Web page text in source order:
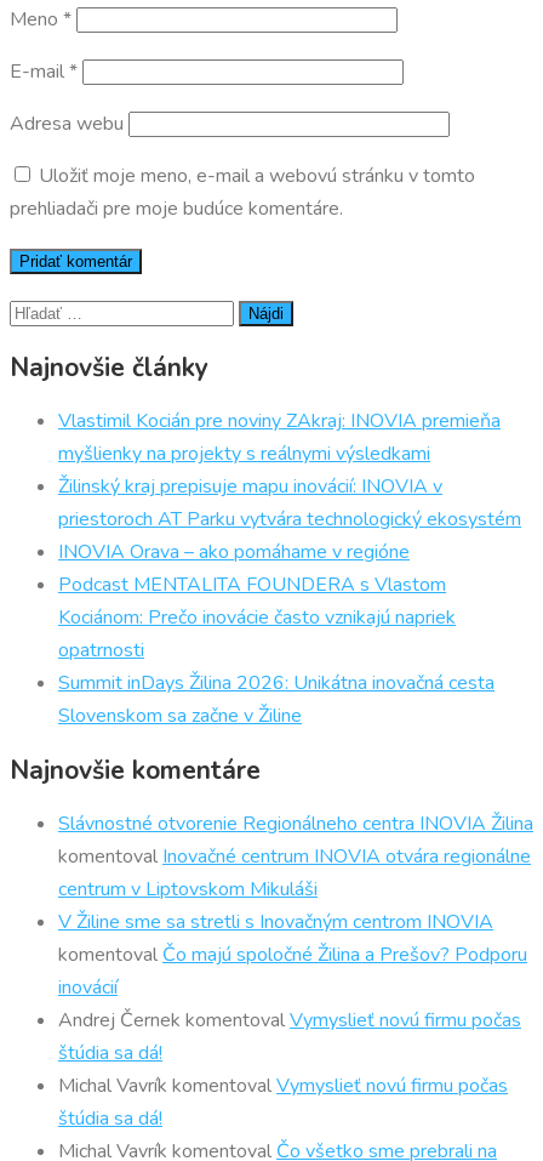
Meno *
E-mail*
Adresa webu
Uložiť moje meno, e-mail a webovú stránku v tomto
prehliadači pre moje budúce komentáre.
Hľadať:
Najnovšie články
Vlastimil Kocián pre noviny ZAkraj: INOVIA premieňa
myšlienky na projekty s reálnymi výsledkami
Žilinský kraj prepisuje mapu inovácií: INOVIA v
priestoroch AT Parku vytvára technologický ekosystém
INOVIA Orava – ako pomáhame v regióne
Podcast MENTALITA FOUNDERA s Vlastom
Kociánom: Prečo inovácie často vznikajú napriek
opatrnosti
Summit inDays Žilina 2026: Unikátna inovačná cesta
Slovenskom sa začne v Žiline
Najnovšie komentáre
Slávnostné otvorenie Regionálneho centra INOVIA Žilina
komentoval Inovačné centrum INOVIA otvára regionálne
centrum v Liptovskom Mikuláši
V Žiline sme sa stretli s Inovačným centrom INOVIA
komentoval Čo majú spoločné Žilina a Prešov? Podporu
inovácií
Andrej Černek komentovalVymyslieť novú firmu počas
štúdia sa dá!
Michal Vavrík komentovalVymyslieť novú firmu počas
štúdia sa dá!
Michal Vavrík komentoval Čo všetko sme prebrali na